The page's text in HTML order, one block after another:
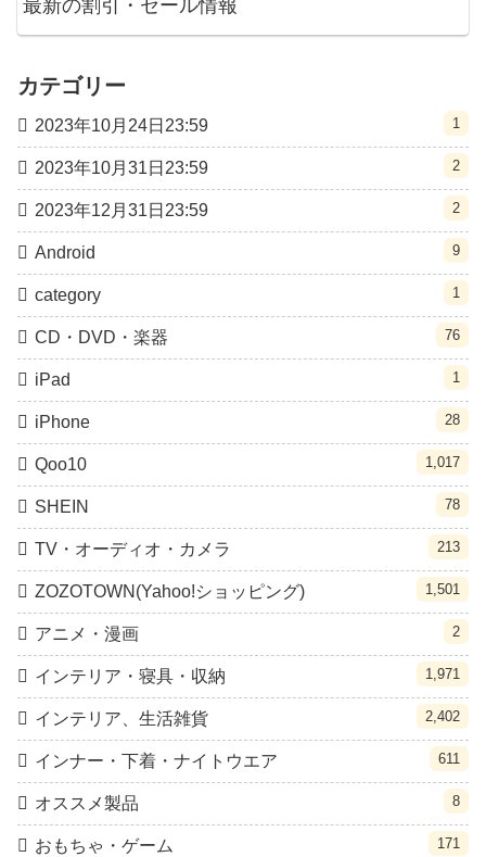
最新の割引・セール情報
カテゴリー
2023年10月24日23:59 1
2023年10月31日23:59 2
2023年12月31日23:59 2
Android 9
category 1
CD・DVD・楽器 76
iPad 1
iPhone 28
Qoo10 1,017
SHEIN 78
TV・オーディオ・カメラ 213
ZOZOTOWN(Yahoo!ショッピング) 1,501
アニメ・漫画 2
インテリア・寝具・収納 1,971
インテリア、生活雑貨 2,402
インナー・下着・ナイトウエア 611
オススメ製品 8
おもちゃ・ゲーム 171